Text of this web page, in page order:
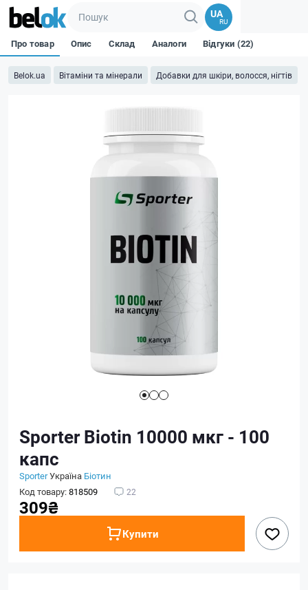
UA
RU
Belok.ua Вітаміни та мінерали Добавки для шкіри, волосся, нігтів
Про товар Опис Склад Аналоги Відгуки (22)
Sporter Biotin 10000 мкг - 100
капс
SporterУкраїна Біотин
Код товару:818509 22
309₴
Купити